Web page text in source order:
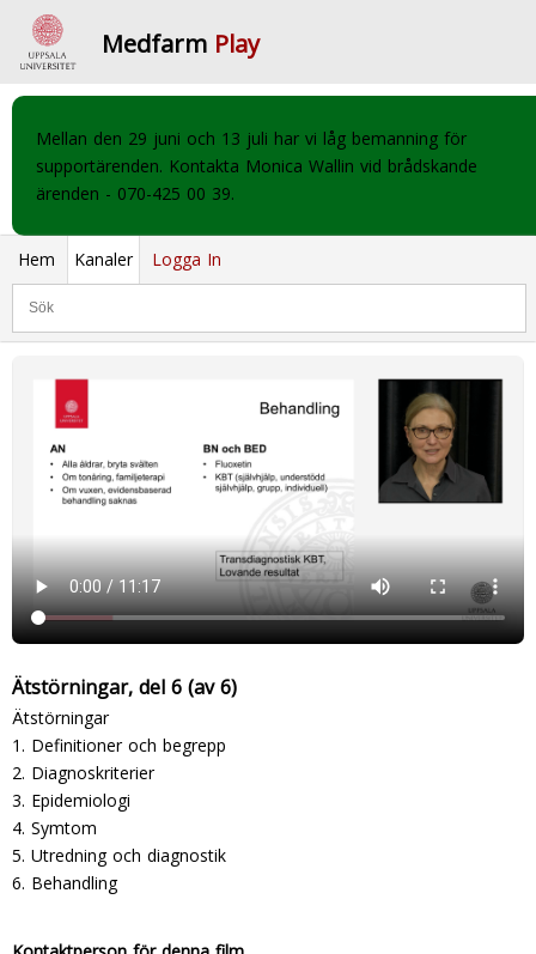
Medfarm Play
Mellan den 29 juni och 13 juli har vi låg bemanning för
supportärenden. Kontakta Monica Wallin vid brådskande
ärenden - 070-425 00 39.
Hem Kanaler Logga In
Ätstörningar, del 6 (av 6)
Ätstörningar
1. Definitioner och begrepp
2. Diagnoskriterier
3. Epidemiologi
4. Symtom
5. Utredning och diagnostik
6. Behandling